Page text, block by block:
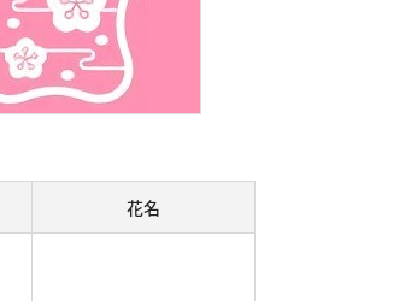
花名